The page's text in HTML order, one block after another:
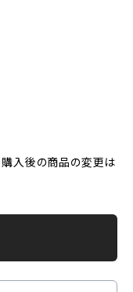
入後の商品の変更は